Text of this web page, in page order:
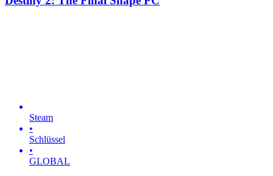
Steam
•
Schlüssel
•
GLOBAL